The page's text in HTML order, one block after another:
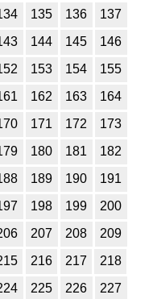
9 10
11
9 10
11
9 10
11
9 10
11
9 10
11
135 136
137
144 145
146
153 154
155
162 163
164
171 172
173
180 181
182
189 190
191
198 199
200
207 208
209
216 217
218
225 226
227